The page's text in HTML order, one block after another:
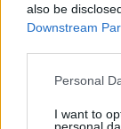
also be
Downstream
Please note
not limited to
Personal
I want to
personal
Hozzáteszik,
Spalletti
jelentősen
magyar
bevethető